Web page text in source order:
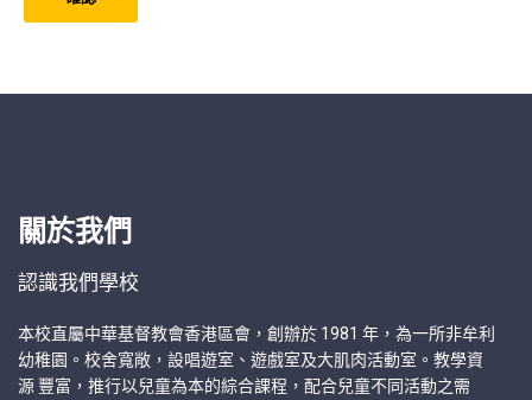
關於我們
認識我們學校
本校直屬中華基督教會香港區會，創辦於 1981 年，為一所非牟利
幼稚園。校舍寬敞，設唱遊室、遊戲室及大肌肉活動室。教學資
源 豐富，推行以兒童為本的綜合課程，配合兒童不同活動之需